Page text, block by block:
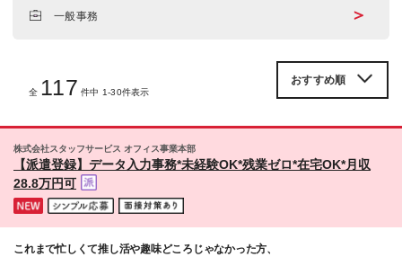
一般事務 ＞
全 117 件中 1-30件表示
株式会社スタッフサービス オフィス事業本部
【派遣登録】データ入力事務*未経験OK*残業ゼロ*在宅OK*月収
28.8万円可
これまで忙しくて推し活や趣味どころじゃなかった方、